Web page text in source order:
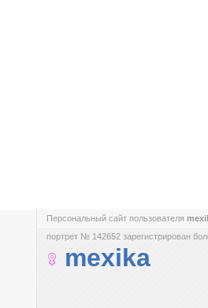
Персональный сайт пользователя
портрет № 142652 зарегистрирован
mexika